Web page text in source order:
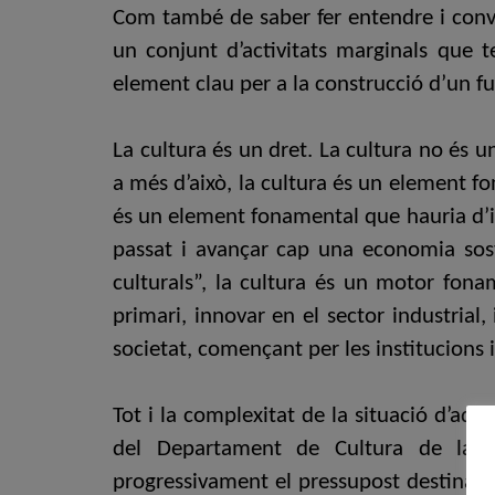
Com també de saber fer entendre i
un conjunt d’activitats marginals que
element clau per a la construcció d’un
La cultura és un dret. La cultura no és
a més d’això, la cultura és un element
és un element fonamental que hauria
passat i avançar cap una economia
culturals”, la cultura és un motor
primari, innovar en el sector industrial,
societat, començant per les institucions
Tot i la complexitat de la situació
del Departament de Cultura de la
progressivament el pressupost destinat